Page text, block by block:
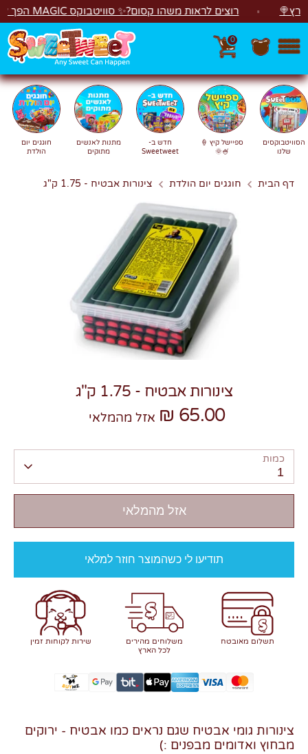
דלג רוצים לראות משהו קסום?✨ סוויטבוקס MAGIC הפך ל"מכונת משחקים"! 🎁🕹️
0
חפשחיפוש
הסוויטבוקסים
שלנו
ספיישל קיץ 🍦
🍧🌞
חדש ב-
Sweetweet
מתנות לאנשים
מתוקים
חוגגים יום
הולדת
דף הבית חוגגים יום הולדת צינורות אבטיח - 1.75 ק"ג
צינורות אבטיח - 1.75 ק"ג
65.00 ₪ אזל מהמלאי
כמות
1
אזל מהמלאי
תודיעו לי כשהמוצר חוזר למלאי
תשלום מאובטח
משלוחים מהירים
לכל הארץ
שירות לקוחות זמין
צינורות גומי אבטיח שגם נראים כמו אבטיח - ירוקים
מבחוץ ואדומים מבפנים :)